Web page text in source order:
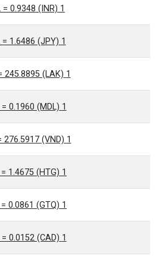
1 ALL = 0.9348 (INR)
1 ALL = 1.6486 (JPY)
1 ALL = 245.8895 (LAK)
1 ALL = 0.1960 (MDL)
1 ALL = 276.5917 (VND)
1 ALL = 1.4675 (HTG)
1 ALL = 0.0861 (GTQ)
1 ALL = 0.0152 (CAD)